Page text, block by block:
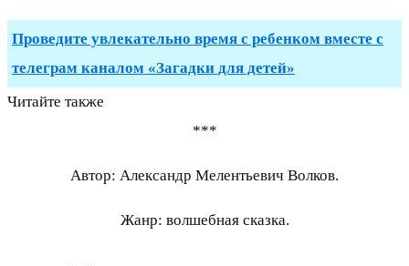
Проведите увлекательно время с ребенком вместе с
телеграм каналом «Загадки для детей»
Читайте также
***
Автор: Александр Мелентьевич Волков.
Жанр: волшебная сказка.